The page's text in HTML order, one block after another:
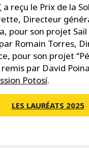
a reçu le Prix de la
Directeur
pour son projet Sail
Romain Torres,
pour son projet
remis par David
Potosí.
LES LAURÉATS 2025